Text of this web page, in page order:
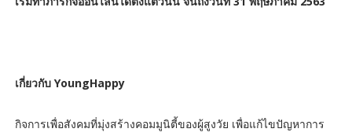
เกี่ยวกับ YoungHappy
กิจการเพื่อสังคมที่มุ่งสร้างคอมมูนิตี้ของผู้สูงวัย เพื่อแก้ไขปัญหาการ